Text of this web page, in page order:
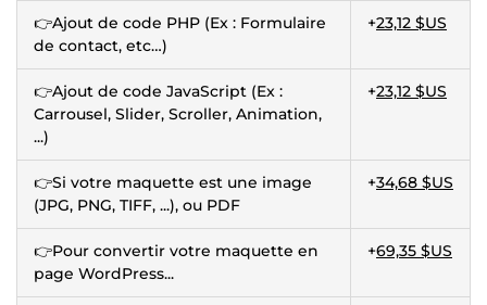
👉Ajout de code PHP (Ex : Formulaire
de contact, etc…)
+23,12 $US
👉Ajout de code JavaScript (Ex :
Carrousel, Slider, Scroller, Animation,
...)
+23,12 $US
👉Si votre maquette est une image
(JPG, PNG, TIFF, ...), ou PDF
+34,68 $US
👉Pour convertir votre maquette en
page WordPress...
+69,35 $US